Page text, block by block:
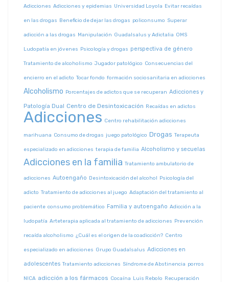
Adicciones Adicciones y epidemias Universidad Loyola Evitar recaídas
en las drogas Beneficio de dejar las drogas policonsumo Superar
adicción a las drogas Manipulación Guadalsalus y Adictalia OMS
Ludopatía en jóvenes Psicología y drogas perspectiva de género
Tratamiento de alcoholismo Jugador patológico Consecuencias del
encierro en el adicto Tocar fondo formación sociosanitaria en adicciones
Alcoholismo Porcentajes de adictos que se recuperan Adicciones y
Patología Dual Centro de Desintoxicación Recaídas en adictos
Adicciones Centro rehabilitación adicciones
marihuana Consumo de drogas juego patológico Drogas Terapeuta
especializado en adicciones terapia de familia Alcoholismo y secuelas
Adicciones en la familia Tratamiento ambulatorio de
adicciones Autoengaño Desintoxicación del alcohol Psicología del
adicto Tratamiento de adicciones al juego Adaptación del tratamiento al
paciente consumo problemático Familia y autoengaño Adicción a la
ludopatía Arteterapia aplicada al tratamiento de adicciones Prevención
recaída alcoholismo ¿Cuál es el origen de la coadicción? Centro
especializado en adicciones Grupo Guadalsalus Adicciones en
adolescentes Tratamiento adicciones Síndrome de Abstinencia porros
NICA adicción a los fármacos Cocaína Luis Rebolo Recuperación